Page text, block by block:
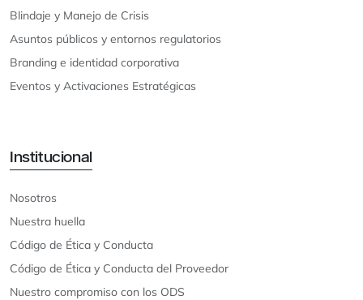
Blindaje y Manejo de Crisis
Asuntos públicos y entornos regulatorios
Branding e identidad corporativa
Eventos y Activaciones Estratégicas
Institucional
Nosotros
Nuestra huella
Código de Ética y Conducta
Código de Ética y Conducta del Proveedor
Nuestro compromiso con los ODS